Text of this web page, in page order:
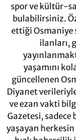
spor ve kültür-
bulabilirsiniz.
ettiği Osmaniye
ilanları,
yaşamını
güncellenen
Diyanet
ve ezan vakti
Gazetesi,
yaşayan herkesin